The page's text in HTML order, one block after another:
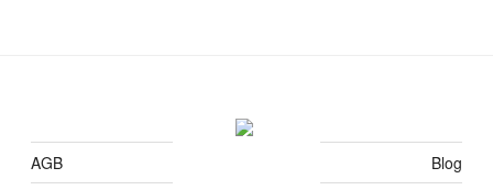
AGB
Blog